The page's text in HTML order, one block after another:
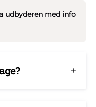
de lovpligtige
udbyderen med info